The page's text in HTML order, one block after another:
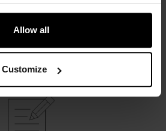
Allow all
Customize
Po 11,1 V 1100 mAh
Arms Easy Nano Charger